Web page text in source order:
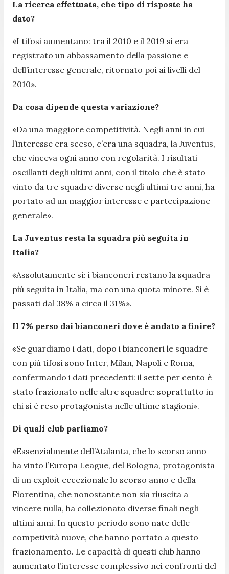
La ricerca effettuata, che tipo di risposte ha
dato?
«I tifosi aumentano: tra il 2010 e il 2019 si era
registrato un abbassamento della passione e
dell’interesse generale, ritornato poi ai livelli del
2010».
Da cosa dipende questa variazione?
«Da una maggiore competitività. Negli anni in cui
l’interesse era sceso, c’era una squadra, la Juventus,
che vinceva ogni anno con regolarità. I risultati
oscillanti degli ultimi anni, con il titolo che è stato
vinto da tre squadre diverse negli ultimi tre anni, ha
portato ad un maggior interesse e partecipazione
generale».
La Juventus resta la squadra più seguita in
Italia?
«Assolutamente sì: i bianconeri restano la squadra
più seguita in Italia, ma con una quota minore. Si è
passati dal 38% a circa il 31%».
Il 7% perso dai bianconeri dove è andato a finire?
«Se guardiamo i dati, dopo i bianconeri le squadre
con più tifosi sono Inter, Milan, Napoli e Roma,
confermando i dati precedenti: il sette per cento è
stato frazionato nelle altre squadre: soprattutto in
chi si è reso protagonista nelle ultime stagioni».
Di quali club parliamo?
«Essenzialmente dell’Atalanta, che lo scorso anno
ha vinto l’Europa League, del Bologna, protagonista
di un exploit eccezionale lo scorso anno e della
Fiorentina, che nonostante non sia riuscita a
vincere nulla, ha collezionato diverse finali negli
ultimi anni. In questo periodo sono nate delle
competività nuove, che hanno portato a questo
frazionamento. Le capacità di questi club hanno
aumentato l’interesse complessivo nei confronti del